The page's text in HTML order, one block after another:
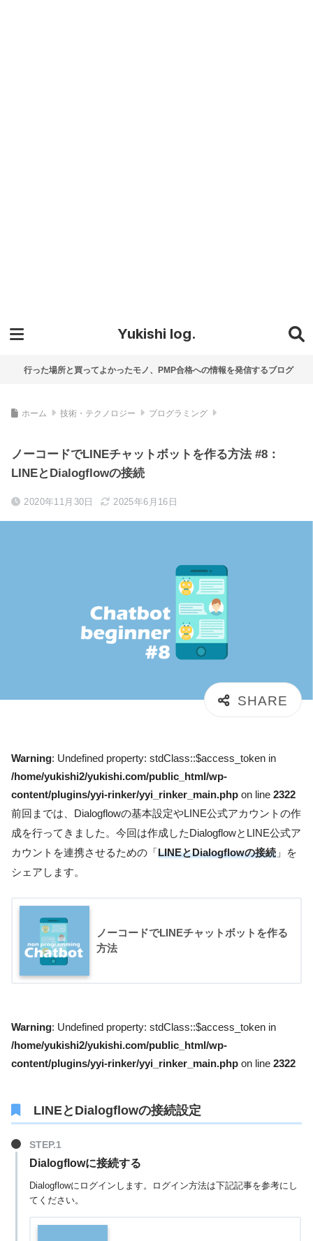
Yukishi log.
行った場所と買ってよかったモノ、PMP合格への情報を発信するブログ
ホーム 技術・テクノロジー プログラミング
ノーコードでLINEチャットボットを作る方法 #8：
LINEとDialogflowの接続
2020年11月30日 2025年6月16日
Warning: Undefined property: stdClass::$access_token in
/home/yukishi2/yukishi.com/public_html/wp-
content/plugins/yyi-rinker/yyi_rinker_main.php on line 2322
前回までは、Dialogflowの基本設定やLINE公式アカウントの作
成を行ってきました。今回は作成したDialogflowとLINE公式ア
カウントを連携させるための「 LINEとDialogflowの接続 」を
シェアします。
ノーコードでLINEチャットボットを作る
方法
Warning: Undefined property: stdClass::$access_token in
/home/yukishi2/yukishi.com/public_html/wp-
content/plugins/yyi-rinker/yyi_rinker_main.php on line 2322
LINEとDialogflowの接続設定
Dialogflowに接続する
Dialogflowにログインします。ログイン方法は下記記事を参考にし
てください。